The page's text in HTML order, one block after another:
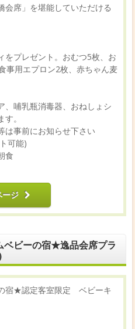
会席」を堪能していただける
をプレゼント。おむつ5枚、お
事用エプロン2枚、赤ちゃん麦
、哺乳瓶消毒器、おねしょシ
。
は事前にお知らせ下さい
可能)
食
ージ
ベビーの宿★逸品会席プラ
宿★認定客室限定 ベビーキ